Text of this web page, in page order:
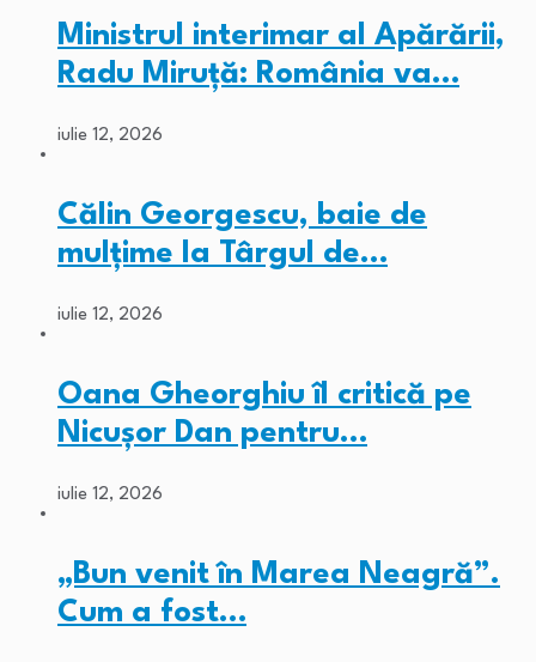
Ministrul interimar al Apărării,
Radu Miruță: România va…
iulie 12, 2026
Călin Georgescu, baie de
mulțime la Târgul de…
iulie 12, 2026
Oana Gheorghiu îl critică pe
Nicușor Dan pentru…
iulie 12, 2026
„Bun venit în Marea Neagră”.
Cum a fost…